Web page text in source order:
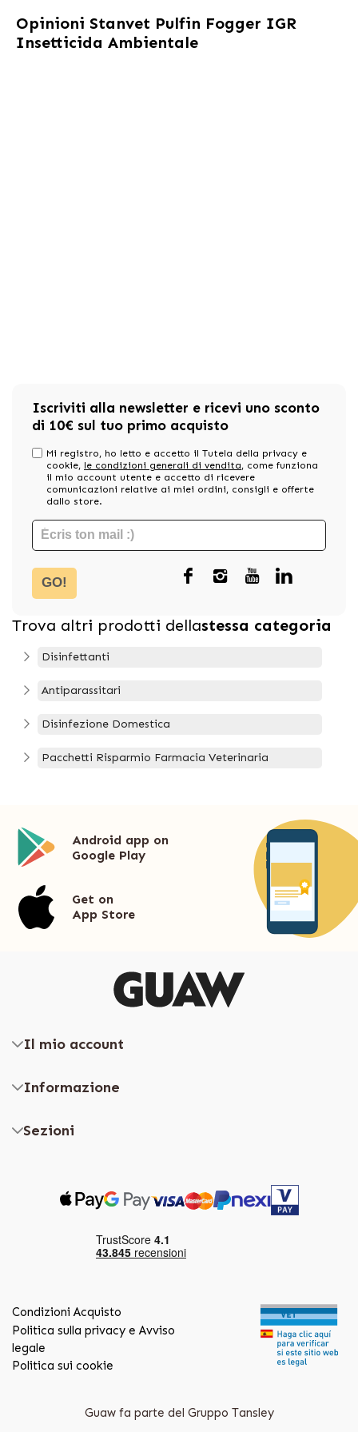
Opinioni Stanvet Pulfin Fogger IGR
Insetticida Ambientale
Iscriviti alla newsletter e ricevi uno sconto
di 10€ sul tuo primo acquisto
Mi registro, ho letto e accetto il Tutela della privacy e
cookie, le condizioni generali di vendita, come funziona
il mio account utente e accetto di ricevere
comunicazioni relative ai miei ordini, consigli e offerte
dallo store.
GO!
Trova altri prodotti dellastessa categoria
Disinfettanti
Antiparassitari
Disinfezione Domestica
Pacchetti Risparmio Farmacia Veterinaria
Android app on
Google Play
Get on
App Store
Il mio account
Informazione
Sezioni
Condizioni Acquisto
Politica sulla privacy e Avviso
legale
Politica sui cookie
Guaw fa parte del Gruppo Tansley